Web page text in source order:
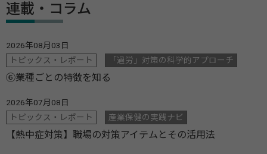
連載・コラム
2026年08月03日
トピックス・レポート
「過労」対策の科学的アプローチ
⑥業種ごとの特徴を知る
2026年07月08日
トピックス・レポート
産業保健の実践ナビ
【熱中症対策】職場の対策アイテムとその活用法